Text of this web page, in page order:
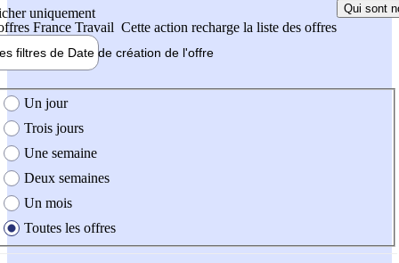
uniquement
France Travail Cette action recharge la liste des offres
Qui sont
filtres de Date de création de l'offre
création de l'offre
Un jour
Trois jours
Une semaine
Deux semaines
Un mois
Toutes les offres